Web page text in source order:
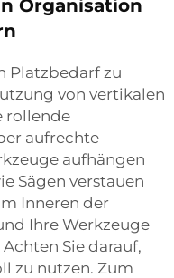
Organisation
Platzbedarf zu
von vertikalen
rollende
aufrechte
aufhängen
Sägen verstauen
Inneren der
Ihre Werkzeuge
Sie darauf,
zu nutzen. Zum